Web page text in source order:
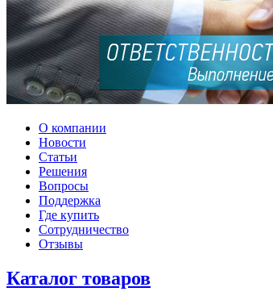
О компании
Новости
Статьи
Решения
Вопросы
Поддержка
Где купить
Сотрудничество
Отзывы
Каталог товаров